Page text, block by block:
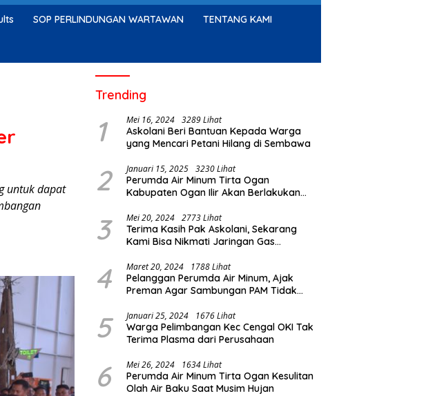
SOP PERLINDUNGAN WARTAWAN TENTANG KAMI
untuk dapat
Trending
1 Mei 16, 2024 3289 Lihat
Askolani Beri Bantuan Kepada Warga
yang Mencari Petani Hilang di Sembawa
2 Januari 15, 2025 3230 Lihat
Perumda Air Minum Tirta Ogan
Kabupaten Ogan Ilir Akan Berlakukan
3 Mei 20, 2024 2773 Lihat
Terima Kasih Pak Askolani, Sekarang
Kami Bisa Nikmati Jaringan Gas
4 Maret 20, 2024 1788 Lihat
Pelanggan Perumda Air Minum, Ajak
Preman Agar Sambungan PAM Tidak
5 Januari 25, 2024 1676 Lihat
Warga Pelimbangan Kec Cengal OKI Tak
Terima Plasma dari Perusahaan
6 Mei 26, 2024 1634 Lihat
Perumda Air Minum Tirta Ogan Kesulitan
Olah Air Baku Saat Musim Hujan